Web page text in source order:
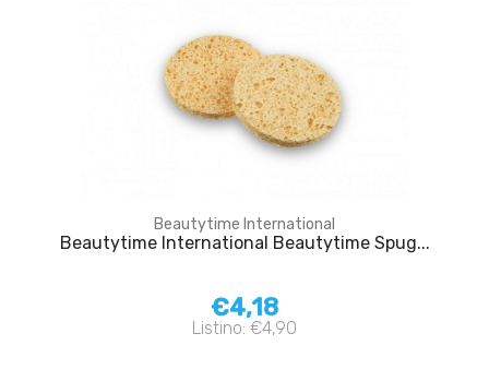
Beautytime International
Beautytime International Beautytime Spug...
€4,18
Listino: €4,90